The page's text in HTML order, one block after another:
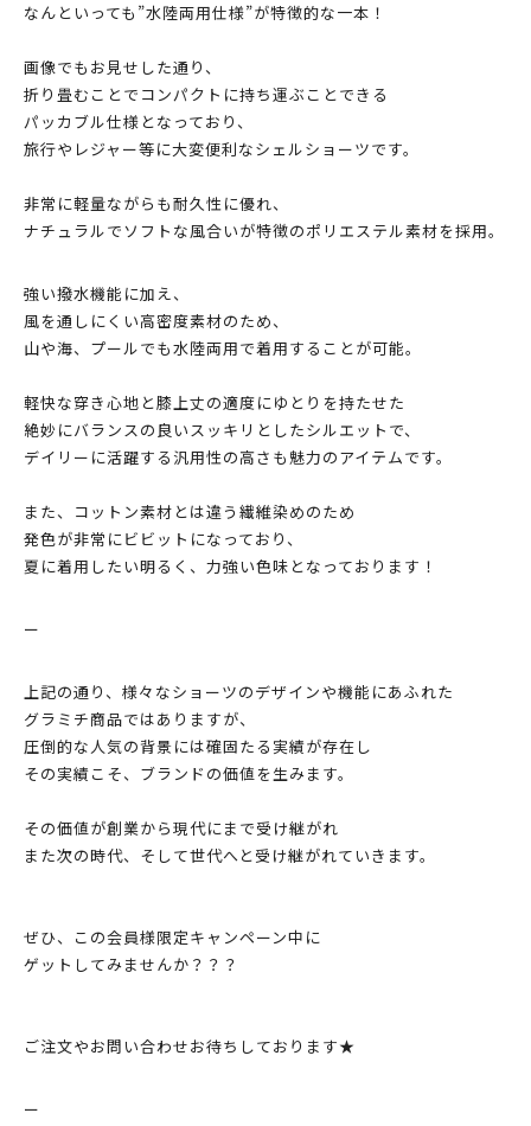
なんといっても”水陸両用仕様”が特徴的な一本！
画像でもお見せした通り、
折り畳むことでコンパクトに持ち運ぶことできる
パッカブル仕様となっており、
旅行やレジャー等に大変便利なシェルショーツです。
非常に軽量ながらも耐久性に優れ、
ナチュラルでソフトな風合いが特徴のポリエステル素材を採用。
強い撥水機能に加え、
風を通しにくい高密度素材のため、
山や海、プールでも水陸両用で着用することが可能。
軽快な穿き心地と膝上丈の適度にゆとりを持たせた
絶妙にバランスの良いスッキリとしたシルエットで、
デイリーに活躍する汎用性の高さも魅力のアイテムです。
また、コットン素材とは違う繊維染めのため
発色が非常にビビットになっており、
夏に着用したい明るく、力強い色味となっております！
ー
上記の通り、様々なショーツのデザインや機能にあふれた
グラミチ商品ではありますが、
圧倒的な人気の背景には確固たる実績が存在し
その実績こそ、ブランドの価値を生みます。
その価値が創業から現代にまで受け継がれ
また次の時代、そして世代へと受け継がれていきます。
ぜひ、この会員様限定キャンペーン中に
ゲットしてみませんか？？？
ご注文やお問い合わせお待ちしております★
ー